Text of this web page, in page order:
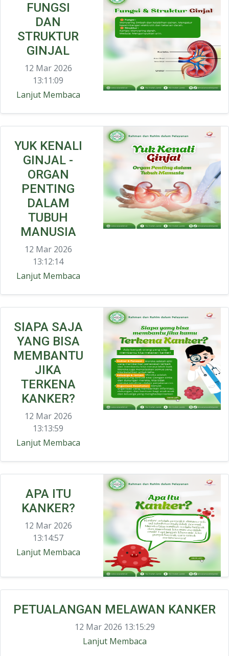
FUNGSI
DAN
STRUKTUR
GINJAL
12 Mar 2026
13:11:09
Lanjut Membaca
YUK KENALI
GINJAL -
ORGAN
PENTING
DALAM
TUBUH
MANUSIA
12 Mar 2026
13:12:14
Lanjut Membaca
SIAPA SAJA
YANG BISA
MEMBANTU
JIKA
TERKENA
KANKER?
12 Mar 2026
13:13:59
Lanjut Membaca
APA ITU
KANKER?
12 Mar 2026
13:14:57
Lanjut Membaca
PETUALANGAN MELAWAN KANKER
12 Mar 2026 13:15:29
Lanjut Membaca